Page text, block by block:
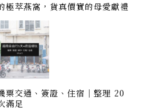
極萃燕窩，貨真價實的母愛獻禮
票交通、簽證、住宿｜整理 20
滿足